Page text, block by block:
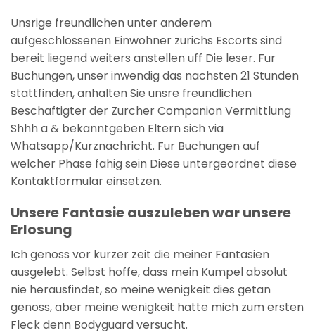
Unsrige freundlichen unter anderem
aufgeschlossenen Einwohner zurichs Escorts sind
bereit liegend weiters anstellen uff Die leser. Fur
Buchungen, unser inwendig das nachsten 21 Stunden
stattfinden, anhalten Sie unsre freundlichen
Beschaftigter der Zurcher Companion Vermittlung
Shhh a & bekanntgeben Eltern sich via
Whatsapp/Kurznachricht. Fur Buchungen auf
welcher Phase fahig sein Diese untergeordnet diese
Kontaktformular einsetzen.
Unsere Fantasie auszuleben war unsere
Erlosung
Ich genoss vor kurzer zeit die meiner Fantasien
ausgelebt. Selbst hoffe, dass mein Kumpel absolut
nie herausfindet, so meine wenigkeit dies getan
genoss, aber meine wenigkeit hatte mich zum ersten
Fleck denn Bodyguard versucht.